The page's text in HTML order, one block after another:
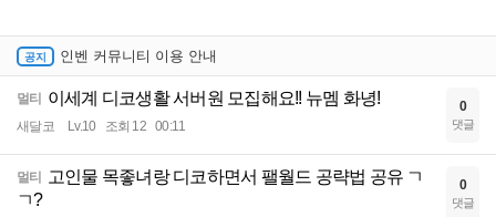
인벤 커뮤니티 이용 안내
멀티 이세계 디코생활 서버원 모집해요!! 뉴멤 화녕!
새달코 Lv.10 조회 12 00:11
0
댓글
멀티
고인물 목좋녀랑 디코하면서 팰월드 공략법 공유 ㄱ
ㄱ?
0
댓글